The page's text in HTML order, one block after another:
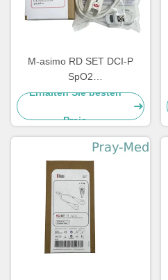
M-asimo RD SET DCI-P
SpO2
Kinderweiterverwendbarer
Erhalten Sie besten
Preis